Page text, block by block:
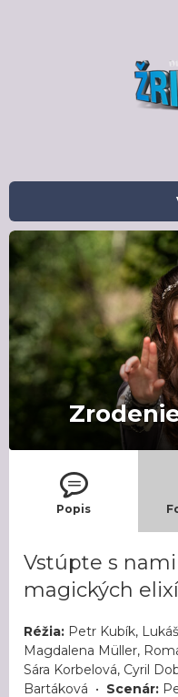
Popis
Vstúpte s
magických
Réžia: Petr Kubík,
Magdalena Müller,
Sára Korbelová, Cyril
Bartáková • Scenár: